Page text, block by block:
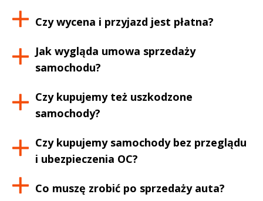
Czy wycena i przyjazd jest płatna?
Jak wygląda umowa sprzedaży
samochodu?
Czy kupujemy też uszkodzone
samochody?
Czy kupujemy samochody bez przeglądu
i ubezpieczenia OC?
Co muszę zrobić po sprzedaży auta?